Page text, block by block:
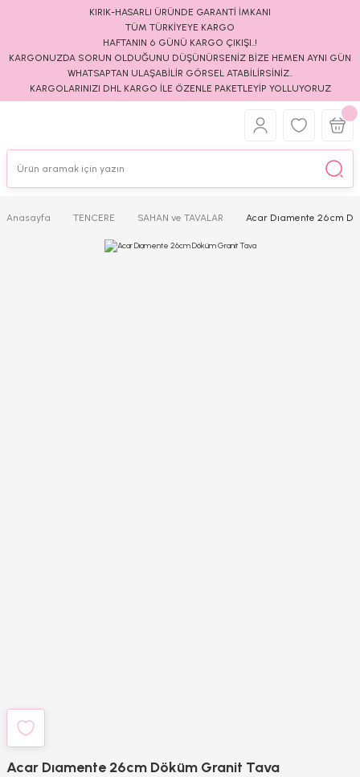
KIRIK-HASARLI ÜRÜNDE GARANTİ İMKANI
TÜM TÜRKİYEYE KARGO
HAFTANIN 6 GÜNÜ KARGO ÇIKIŞI..!
KARGONUZDA SORUN OLDUĞUNU DÜŞÜNÜRSENİZ BİZE HEMEN AYNI GÜN
WHATSAPTAN ULAŞABİLİR GÖRSEL ATABİLİRSİNİZ..
KARGOLARINIZI DHL KARGO İLE ÖZENLE PAKETLEYİP YOLLUYORUZ
Anasayfa TENCERE SAHAN ve TAVALAR Acar Dıamente 26cm
Acar Dıamente 26cm Döküm Granit Tava